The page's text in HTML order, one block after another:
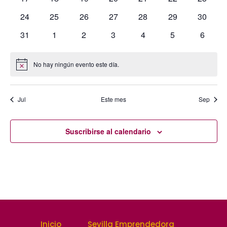
de
0
24
0
25
0
26
0
27
0
28
0
29
0
30
0
31
0
1
0
2
0
3
0
4
0
5
0
6
Aviso No hay ningún evento este día.
Jul Este mes Sep
Suscribirse al calendario
Inicio Sevilla Emprendedora